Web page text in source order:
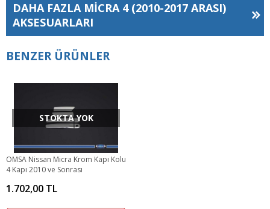
DAHA FAZLA MICRA 4 (2010-2017 ARASI)
AKSESUARLARI
BENZER ÜRÜNLER
STOKTA YOK
OMSA Nissan Micra Krom Kapı Kolu
4 Kapı 2010 ve Sonrası
1.702,00 TL